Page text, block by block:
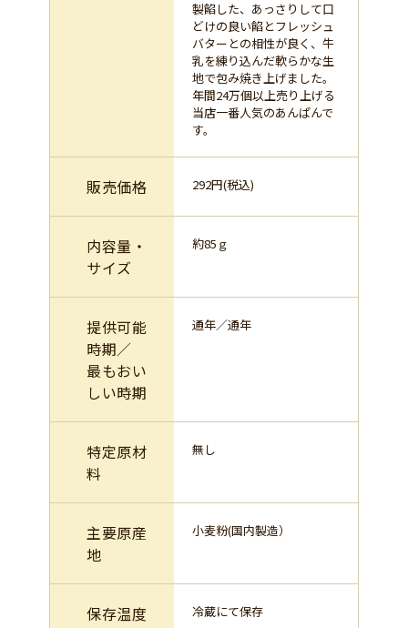
製餡した、あっさりして口
どけの良い餡とフレッシュ
バターとの相性が良く、牛
乳を練り込んだ軟らかな生
地で包み焼き上げました。
年間24万個以上売り上げる
当店一番人気のあんぱんで
す。
販売価格 292円(税込)
内容量・
サイズ
約85ｇ
提供可能
時期／
最もおい
しい時期
通年／通年
特定原材
料
無し
主要原産
地
小麦粉(国内製造）
保存温度
冷蔵にて保存